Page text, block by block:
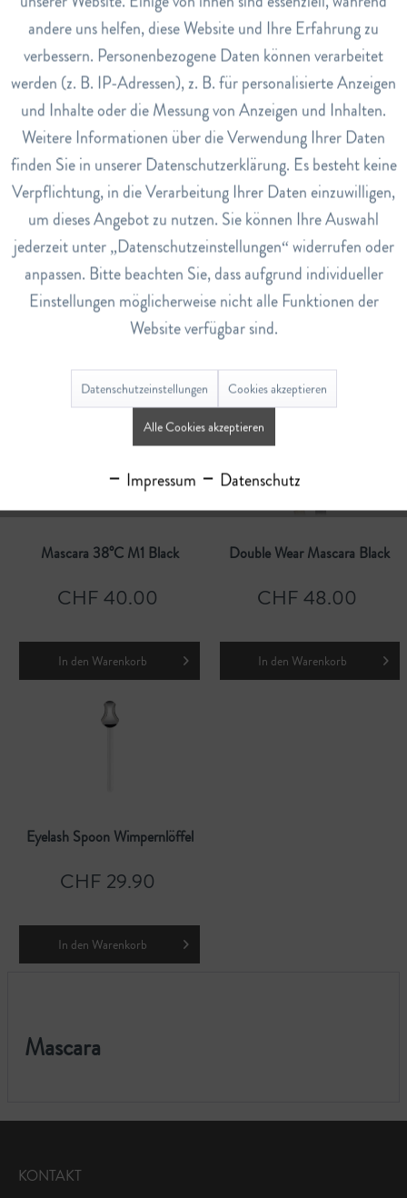
Black
CHF 48.00
In denWarenkorb
CHF 47.00
In den Warenkorb
Eyelash Base 38C°
CHF 43.00
Mascara 38°C Separating &
Lengthening Black
CHF 47.00
Mascara 38°C M1 Black
CHF 40.00
In den Warenkorb
Double Wear Mascara Black
CHF 48.00
In den Warenkorb
Eyelash Spoon Wimpernlöffel
CHF 29.90
In den Warenkorb
Mascara
KONTAKT
Marketing Inaktiv
Tracking Inaktiv
Service Inaktiv
andere uns helfen, diese Website und Ihre Erfahrung zu
verbessern. Personenbezogene Daten können verarbeitet
werden (z. B. IP-Adressen), z. B. für personalisierte Anzeigen
und Inhalte oder die Messung von Anzeigen und Inhalten.
Weitere Informationen über die Verwendung Ihrer Daten
finden Sie in unserer Datenschutzerklärung. Es besteht keine
Verpflichtung, in die Verarbeitung Ihrer Daten einzuwilligen,
um dieses Angebot zu nutzen. Sie können Ihre Auswahl
jederzeit unter „Datenschutzeinstellungen“ widerrufen oder
anpassen. Bitte beachten Sie, dass aufgrund individueller
Einstellungen möglicherweise nicht alle Funktionen der
Website verfügbar sind.
Datenschutzeinstellungen Cookies akzeptieren
Alle Cookies akzeptieren
Impressum Datenschutz